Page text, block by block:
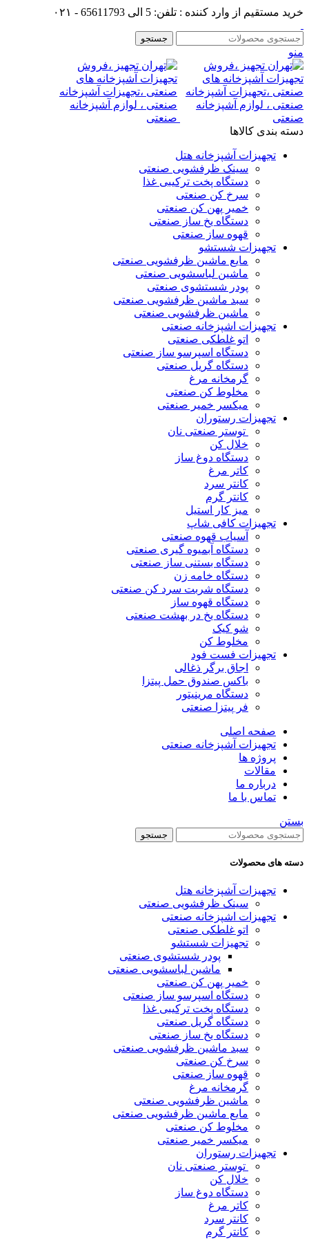
خرید مستقیم از وارد کننده : تلفن: 5 الی 65611793 - ۰۲۱
جستجو
منو
دسته بندی کالاها
تجهیزات آشپزخانه هتل
سینک ظرفشویی صنعتی
دستگاه پخت ترکیبی غذا
سرخ کن صنعتی
خمیر پهن کن صنعتی
دستگاه یخ ساز صنعتی
قهوه ساز صنعتی
تجهیزات شستشو
مایع ماشین ظرفشویی صنعتی
ماشین لباسشویی صنعتی
پودر شستشوی صنعتی
سبد ماشین ظرفشویی صنعتی
ماشین ظرفشویی صنعتی
تجهیزات اشپزخانه صنعتی
اتو غلطکی صنعتی
دستگاه اسپرسو ساز صنعتی
دستگاه گریل صنعتی
گرمخانه مرغ
مخلوط کن صنعتی
میکسر خمیر صنعتی
تجهیزات رستوران
توستر صنعتی نان
خلال کن
دستگاه دوغ ساز
کاتر مرغ
کانتر سرد
کانتر گرم
میز کار استیل
تجهیزات کافی شاپ
آسیاب قهوه صنعتی
دستگاه آبمیوه گیری صنعتی
دستگاه بستنی ساز صنعتی
دستگاه خامه زن
دستگاه شربت سرد کن صنعتی
دستگاه قهوه ساز
دستگاه یخ در بهشت صنعتی
شو کیک
مخلوط کن
تجهیزات فست فود
اجاق برگر ذغالی
باکس صندوق حمل پیتزا
دستگاه مرینیتور
فر پیتزا صنعتی
صفحه اصلی
تجهیزات آشپزخانه صنعتی
پروژه ها
مقالات
درباره ما
تماس با ما
بستن
جستجو
دسته های محصولات
تجهیزات آشپزخانه هتل
سینک ظرفشویی صنعتی
تجهیزات اشپزخانه صنعتی
اتو غلطکی صنعتی
تجهیزات شستشو
پودر شستشوی صنعتی
ماشین لباسشویی صنعتی
خمیر پهن کن صنعتی
دستگاه اسپرسو ساز صنعتی
دستگاه پخت ترکیبی غذا
دستگاه گریل صنعتی
دستگاه یخ ساز صنعتی
سبد ماشین ظرفشویی صنعتی
سرخ کن صنعتی
قهوه ساز صنعتی
گرمخانه مرغ
ماشین ظرفشویی صنعتی
مایع ماشین ظرفشویی صنعتی
مخلوط کن صنعتی
میکسر خمیر صنعتی
تجهیزات رستوران
توستر صنعتی نان
خلال کن
دستگاه دوغ ساز
کاتر مرغ
کانتر سرد
کانتر گرم